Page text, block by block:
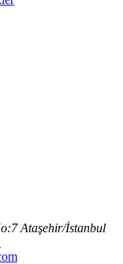
Ataşehir/İstanbul